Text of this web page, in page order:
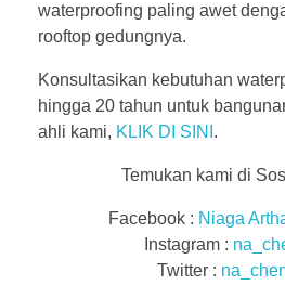
waterproofing paling awet
rooftop gedungnya.
Konsultasikan kebutuhan
hingga 20 tahun untuk
ahli kami, KLIK DI SINI .
Temukan kami di
Facebook : Niaga
Instagram :
Twitter :